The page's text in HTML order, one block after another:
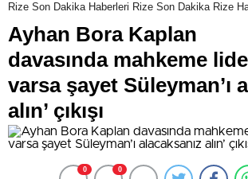
Rize Son Dakika Haberleri Rize Son Dakika Rize
Ayhan Bora Kaplan
davasında mahkeme
varsa şayet Süleyman’ı
alın’ çıkışı
0 0